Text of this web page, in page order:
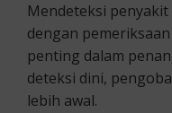
Mendeteksi
dengan
penting dalam
deteksi dini,
lebih awal.